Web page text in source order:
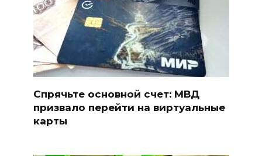
Спрячьте основной счет: МВД
призвало перейти на виртуальные
карты